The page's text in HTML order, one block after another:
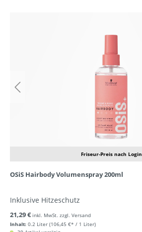
Friseur-Preis nach Login
OSiS Hairbody Volumenspray 200ml
Inklusive Hitzeschutz
Inhalt: 0.2 Liter (106,45 €* / 1 Liter)
21,29 € inkl. MwSt. zzgl. Versand